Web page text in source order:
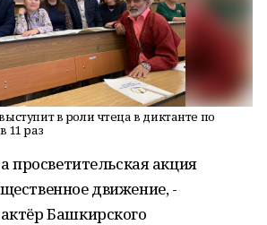
в роли чтеца в диктанте по
11 раз
просветительская акция
движение, -
Башкирского